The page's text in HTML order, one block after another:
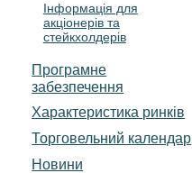
Інформація для
акціонерів та
стейкхолдерів
Програмне
забезпечення
Характеристика pинків
Торговельний календар
Новини